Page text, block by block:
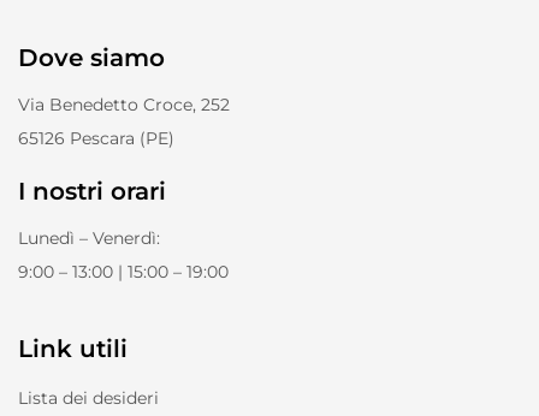
Dove siamo
Via Benedetto Croce, 252
65126 Pescara (PE)
I nostri orari
Lunedì – Venerdì:
9:00 – 13:00 | 15:00 – 19:00
Link utili
Lista dei desideri